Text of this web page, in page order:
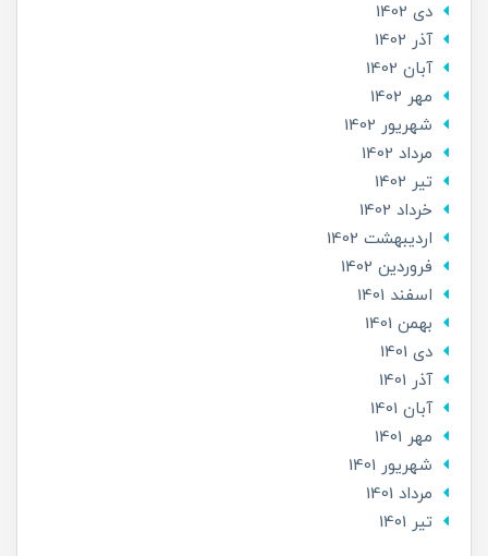
دی 1402
آذر 1402
آبان 1402
مهر 1402
شهریور 1402
مرداد 1402
تير 1402
خرداد 1402
ارديبهشت 1402
فروردین 1402
اسفند 1401
بهمن 1401
دی 1401
آذر 1401
آبان 1401
مهر 1401
شهریور 1401
مرداد 1401
تير 1401